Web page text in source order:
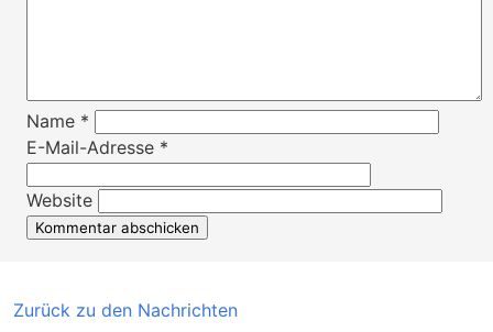
Name *
E-Mail-Adresse *
Website
Zurück zu den Nachrichten